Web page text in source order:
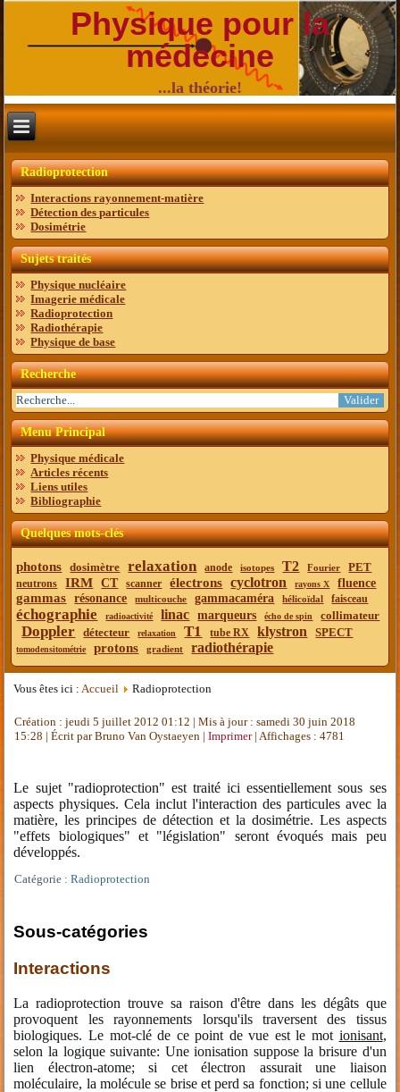
Physique pour la
médecine
...la théorie!
Radioprotection
Interactions rayonnement-matière
Détection des particules
Dosimétrie
Sujets traités
Physique nucléaire
Imagerie médicale
Radioprotection
Radiothérapie
Physique de base
Recherche
Menu Principal
Physique médicale
Articles récents
Liens utiles
Bibliographie
Quelques mots-clés
photons dosimètre relaxation anode isotopes T2 Fourier PET
neutrons IRM CT scanner électrons cyclotron rayons X fluence
gammas résonance multicouche gammacaméra hélicoïdal faisceau
échographie radioactivité linac marqueurs écho de spin collimateur
Doppler détecteur relaxation T1 tube RX klystron SPECT
tomodensitométrie protons gradient radiothérapie
Vous êtes ici :Accueil Radioprotection
Création : jeudi 5 juillet 2012 01:12 |Mis à jour : samedi 30 juin 2018
15:28 |Écrit par Bruno Van Oystaeyen |Imprimer | Affichages : 4781
Le sujet "radioprotection" est traité ici essentiellement sous ses
aspects physiques. Cela inclut l'interaction des particules avec la
matière, les principes de détection et la dosimétrie. Les aspects
"effets biologiques" et "législation" seront évoqués mais peu
développés.
Catégorie :Radioprotection
Sous-catégories
Interactions
La radioprotection trouve sa raison d'être dans les dégâts que
provoquent les rayonnements lorsqu'ils traversent des tissus
biologiques. Le mot-clé de ce point de vue est le mot ionisant,
selon la logique suivante: Une ionisation suppose la brisure d'un
lien électron-atome; si cet électron assurait une liaison
moléculaire, la molécule se brise et perd sa fonction; si une cellule